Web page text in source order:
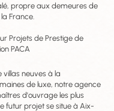
propre aux demeures de
France.
Projets de Prestige de
PACA
villas neuves à la
de luxe, notre agence
d'ouvrage les plus
futur projet se situe à Aix-